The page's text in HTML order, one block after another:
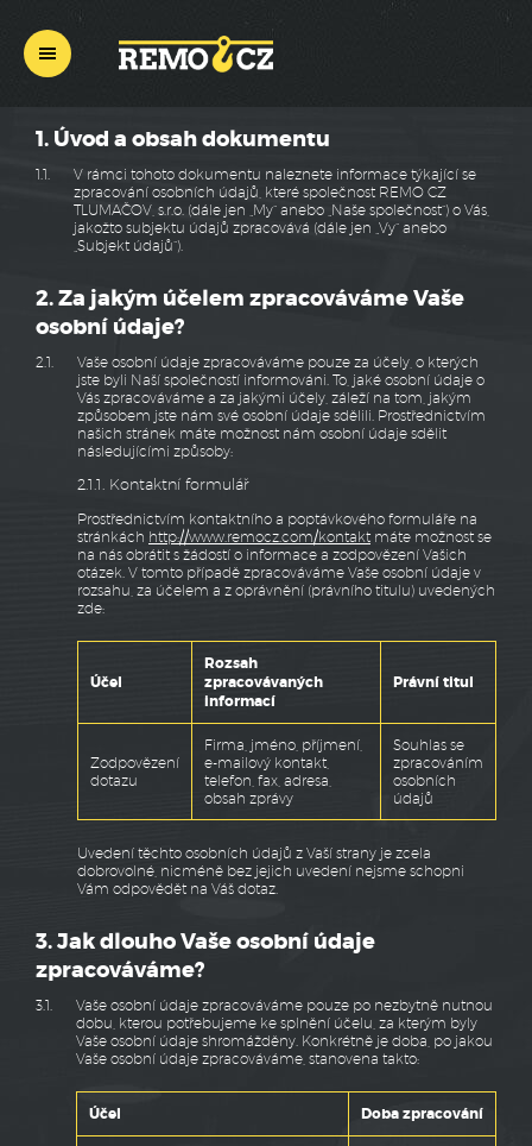
REMO
CZ
1. Úvod a obsah dokumentu
1.1.
V rámci tohoto dokumentu naleznete informace týkající se
zpracování osobních údajů, které společnost REMO CZ
TLUMAČOV, s.r.o. (dále jen „My“ anebo „Naše společnost“) o Vás,
jakožto subjektu údajů zpracovává (dále jen „Vy“ anebo
„Subjekt údajů“).
2. Za jakým účelem zpracováváme Vaše
osobní údaje?
2.1.
Vaše osobní údaje zpracováváme pouze za účely, o kterých
jste byli Naší společností informováni. To, jaké osobní údaje o
Vás zpracováváme a za jakými účely, záleží na tom, jakým
způsobem jste nám své osobní údaje sdělili. Prostřednictvím
našich stránek máte možnost nám osobní údaje sdělit
následujícími způsoby:
2.1.1. Kontaktní formulář
Prostřednictvím kontaktního a poptávkového formuláře na
stránkách http://www.remocz.com/kontakt máte možnost se
na nás obrátit s žádostí o informace a zodpovězení Vašich
otázek. V tomto případě zpracováváme Vaše osobní údaje v
rozsahu, za účelem a z oprávnění (právního titulu) uvedených
zde:
Účel
Rozsah
zpracovávaných
informací
Právní titul
Zodpovězení
dotazu
Firma, jméno, příjmení,
e-mailový kontakt,
telefon, fax, adresa,
obsah zprávy
Souhlas se
zpracováním
osobních
údajů
Uvedení těchto osobních údajů z Vaší strany je zcela
dobrovolné, nicméně bez jejich uvedení nejsme schopni
Vám odpovědět na Váš dotaz.
3. Jak dlouho Vaše osobní údaje
zpracováváme?
3.1.
Vaše osobní údaje zpracováváme pouze po nezbytně nutnou
dobu, kterou potřebujeme ke splnění účelu, za kterým byly
Vaše osobní údaje shromážděny. Konkrétně je doba, po jakou
Vaše osobní údaje zpracováváme, stanovena takto:
Účel Doba zpracování